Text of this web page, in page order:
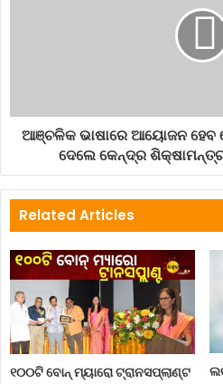
ଆଞ୍ଚଳିକ ଭାଷାରେ ଆୟୋଜନ ହେବ
ଦେଲେ କେନ୍ଦ୍ର
Related Articles
୧୦୦ଟି ବୋନ୍ ମ୍ୟାରୋ ଟ୍ରାନସପ୍ଲାଣ୍ଟ